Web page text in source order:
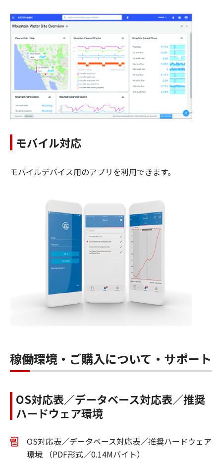
モバイル対応
モバイルデバイス用のアプリを利用できます。
稼働環境・ご購入について・サポート
OS対応表／データベース対応表／推奨
ハードウェア環境
OS対応表／データベース対応表／推奨ハードウェア
環境 （PDF形式／0.14Mバイト）